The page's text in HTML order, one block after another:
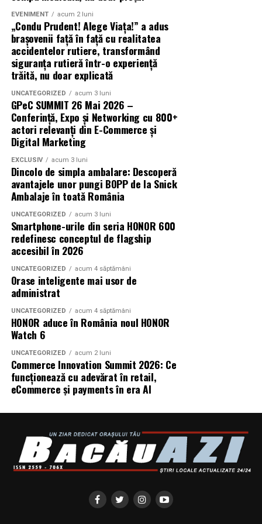
Azaleea Necula și Gabriel Vatavu.
O comedie actuală și spumoasă, filmul
mea”este distribuit de T.R.I.B.E. Films.
TRAILER:https://bit.ly/InPieleaMea
Site oficial:inpieleamea.ro
Mai multe detalii, imagini de la filmări, fragmente din
film, declarații din partea actorilor și informații despre
concursuri sunt disponibile pe paginile social media ale
filmului deFacebook
Adrian Pădurețu semnează imaginea filmului. De sunet
s-a ocupat Bogdan Ivanovici, de scenografie Anca
Miron, iar de costume Francisca Vass.
„În Pielea Mea”este un film produs de: CB MOTION
PICTURES.
Producător asociat: MAGNETIC MEDIA PRODUCTIONS
Producător: Claudiu Boboc
Producător executiv: Adela Mara
Manager producție: Iulia Cezara Roșu
Casting: ELEPHANT MEDIA
Co-finanțatori:C&C HOUSE RESIDENCE, S&I BEST
CORPORATION WEB DESIGN, CLIMA FREON
Sponsori: CLINICA RMN TINERETULUI; CLINICA
IMAMED; OMV PETROM; MIKO BEAUTY PALACE;
ȘERBAN & ASOCIAȚII; ESTEEM BODY SCULPT & SPA;
EVENIMENT acum 2 luni
„Condu Prudent! Alege Viața!” a adus
brașovenii față în față cu realitatea
accidentelor rutiere, transformând
siguranța rutieră într-o experiență
trăită, nu doar explicată
UNCATEGORIZED acum 3 luni
GPeC SUMMIT 26 Mai 2026 –
Conferință, Expo și Networking cu 800+
actori relevanți din E-Commerce și
Digital Marketing
EXCLUSIV acum 3 luni
Dincolo de simpla ambalare: Descoperă
avantajele unor pungi BOPP de la Snick
Ambalaje în toată România
UNCATEGORIZED acum 3 luni
Smartphone-urile din seria HONOR 600
redefinesc conceptul de flagship
accesibil în 2026
UNCATEGORIZED acum 4 săptămâni
Orase inteligente mai usor de
administrat
UNCATEGORIZED acum 4 săptămâni
HONOR aduce în România noul HONOR
Watch 6
UNCATEGORIZED acum 2 luni
Commerce Innovation Summit 2026: Ce
funcționează cu adevărat în retail,
eCommerce și payments în era AI